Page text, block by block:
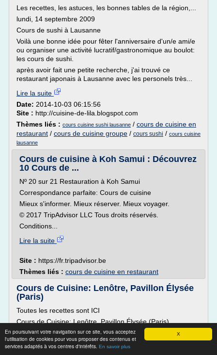
X
En poursuivant votre navigation sur ce site, vous acceptez
l'utilisation de cookies pour vous proposer des contenus et
services adaptés à vos centres d'intérêts. En savoir plus
Les recettes, les astuces, les bonnes tables de la région,...
lundi, 14 septembre 2009
Cours de sushi à Lausanne
Voilà une bonne idée pour fêter l'anniversaire d'un/e ami/e
ou organiser une activité lucratif/gastronomique au boulot:
les cours de sushi.
après avoir fait une petite recherche, j'ai trouvé ce
restaurant japonais à Lausanne avec les personels très...
Lire la suite
Date: 2014-10-03 06:15:56
Site : http://cuisine-de-lila.blogspot.com
Thèmes liés : cours cuisine sushi lausanne / cours de cuisine en
restaurant / cours de cuisine groupe / cours sushi / cours cuisine
lausanne
Cours de cuisine à Koh Samui : Découvrez
10 Cours de ...
Nº 20 sur 21 Restauration à Koh Samui
Correspondance parfaite: Cours de cuisine
Mieux s'informer. Mieux réserver. Mieux voyager.
© 2017 TripAdvisor LLC Tous droits réservés.
Conditions...
Lire la suite
Site : https://fr.tripadvisor.be
Thèmes liés : cours de cuisine en restaurant
Cours de Cuisine: Lenôtre, Pavillon Élysée
(Paris)
Toutes les recettes sont ICI
Cours de Cuisine: Lenôtre, Pavillon Élysée (Paris)
2015-03-07
The post in English is HERE